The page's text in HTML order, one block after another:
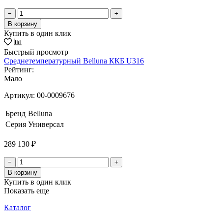
−
+
В корзину
Купить в один клик
Быстрый просмотр
Среднетемпературный Belluna ККБ U316
Рейтинг:
Мало
Артикул: 00-0009676
Бренд Belluna
Серия Универсал
289 130 ₽
−
+
В корзину
Купить в один клик
Показать еще
Каталог